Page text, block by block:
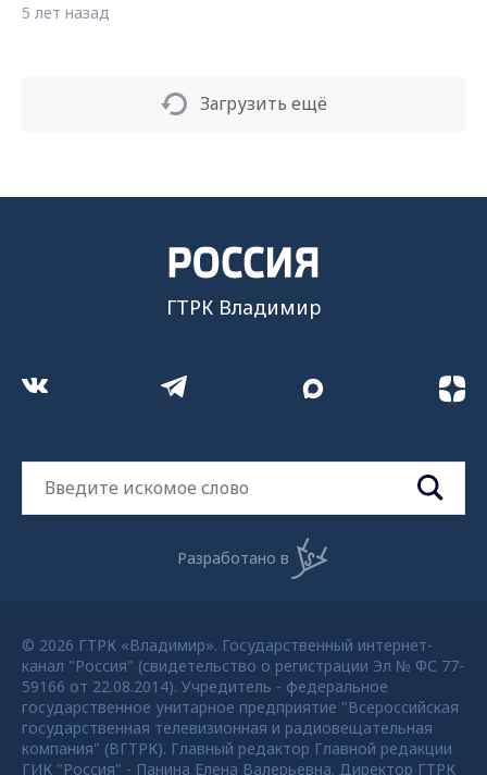
5 лет назад
Загрузить ещё
ГТРК Владимир
Разработано в
© 2026 ГТРК «Владимир». Государственный интернет-
канал "Россия" (свидетельство о регистрации Эл № ФС 77-
59166 от 22.08.2014). Учредитель - федеральное
государственное унитарное предприятие "Всероссийская
государственная телевизионная и радиовещательная
компания" (ВГТРК). Главный редактор Главной редакции
ГИК "Россия" - Панина Елена Валерьевна. Директор ГТРК